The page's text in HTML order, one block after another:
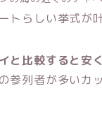
トらしい挙式が
と比較すると安
参列者が多いカ